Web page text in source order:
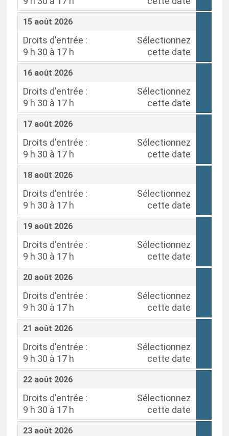
,
15 août 2026
,
Droits d'entrée :
9 h 30 à 17 h
,
Sélectionnez
cette date
16 août 2026
,
Droits d'entrée :
9 h 30 à 17 h
,
Sélectionnez
cette date
17 août 2026
,
Droits d'entrée :
9 h 30 à 17 h
,
Sélectionnez
cette date
18 août 2026
,
Droits d'entrée :
9 h 30 à 17 h
,
Sélectionnez
cette date
19 août 2026
,
Droits d'entrée :
9 h 30 à 17 h
,
Sélectionnez
cette date
20 août 2026
,
Droits d'entrée :
9 h 30 à 17 h
,
Sélectionnez
cette date
21 août 2026
,
Droits d'entrée :
9 h 30 à 17 h
,
Sélectionnez
cette date
22 août 2026
,
Droits d'entrée :
9 h 30 à 17 h
,
Sélectionnez
cette date
23 août 2026
,